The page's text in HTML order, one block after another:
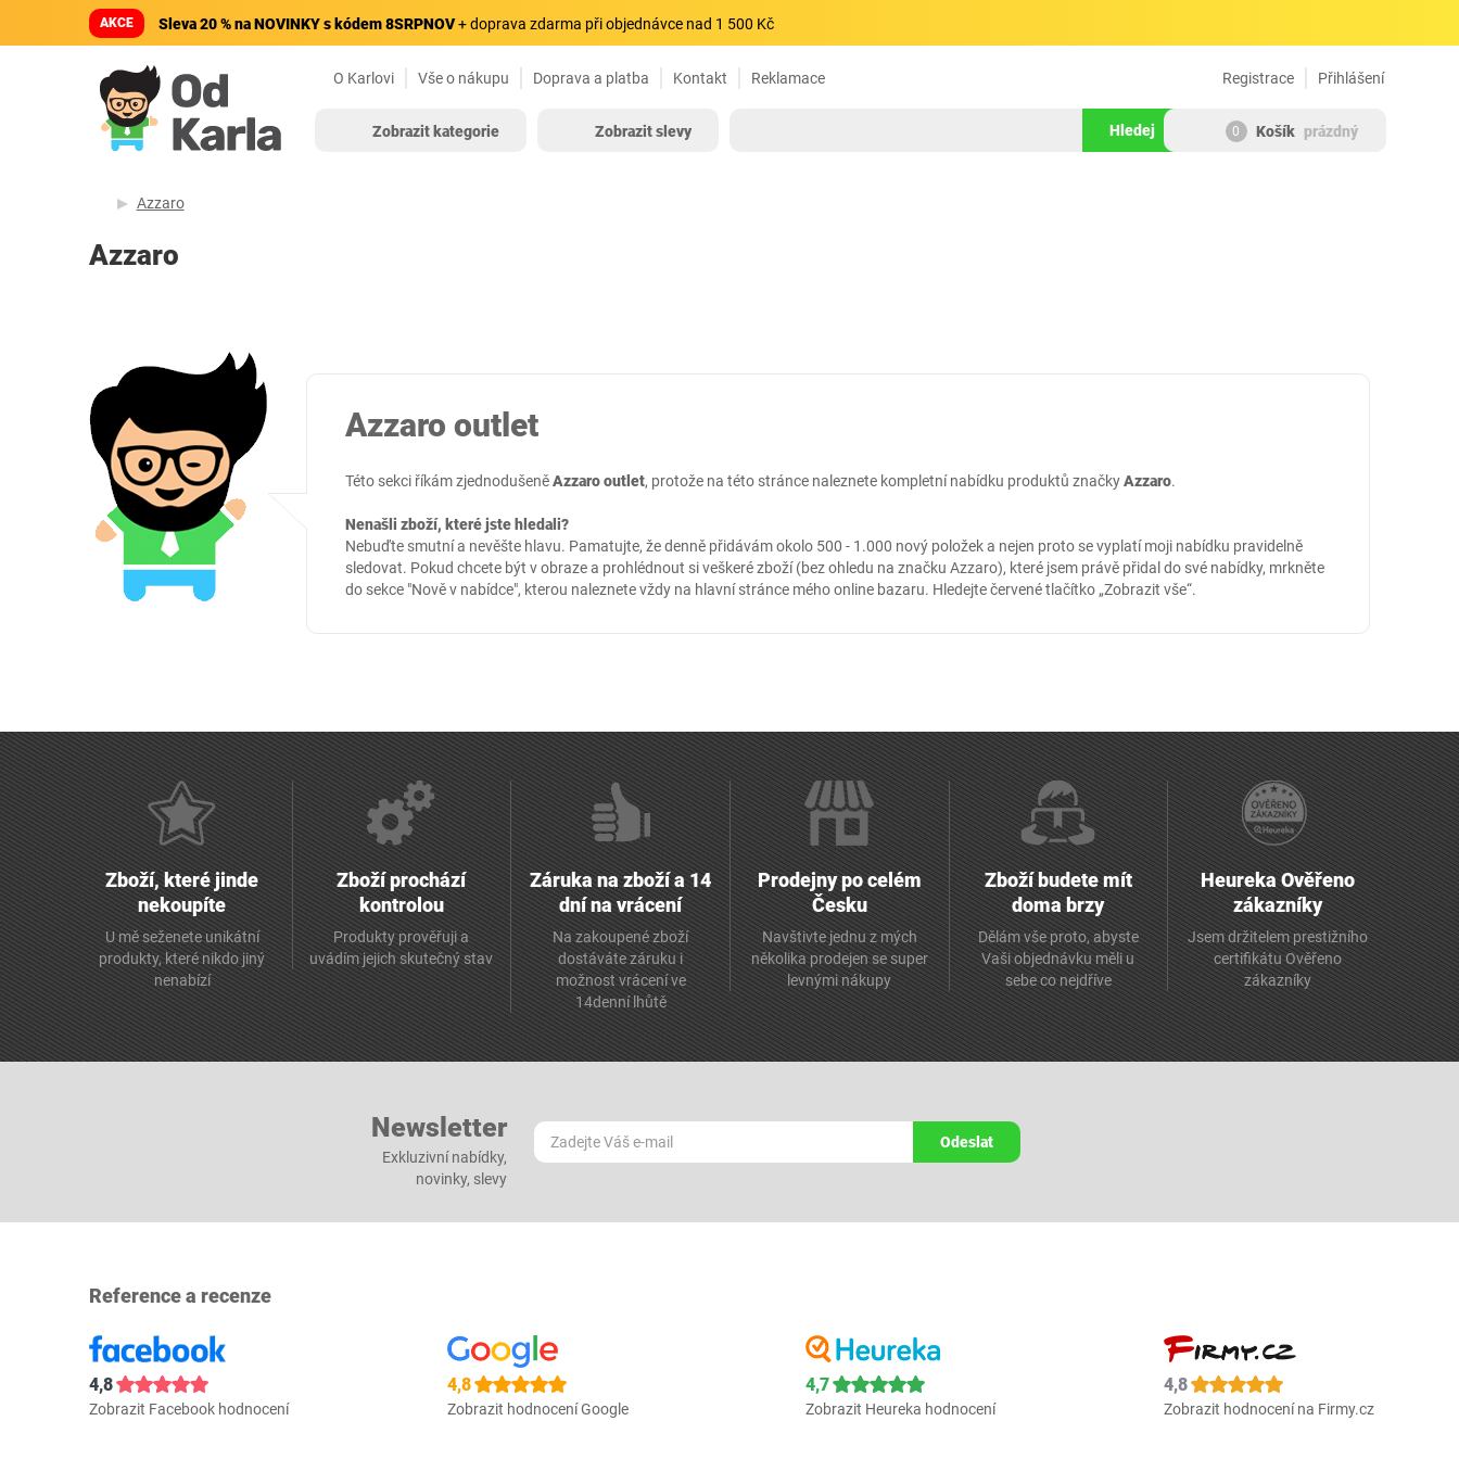
AKCE Sleva 20 % na NOVINKY s kódem 8SRPNOV+ doprava zdarma při objednávce nad 1 500 Kč
O Karlovi Vše o nákupu Doprava a platba Kontakt Reklamace Přihlášení
Registrace
Zobrazit kategorie Zobrazit slevy Hledej 0 Košík prázdný
Azzaro
Azzaro
Azzaro outlet
Této sekci říkám zjednodušeněAzzaro outlet, protože na této stránce naleznete kompletní nabídku produktů značkyAzzaro.
Nenašli zboží, které jste hledali?
Nebuďte smutní a nevěšte hlavu. Pamatujte, že denně přidávám okolo 500 - 1.000 nový položek a nejen proto se vyplatí moji nabídku pravidelně
sledovat. Pokud chcete být v obraze a prohlédnout si veškeré zboží (bez ohledu na značku Azzaro), které jsem právě přidal do své nabídky, mrkněte
do sekce "Nově v nabídce", kterou naleznete vždy na hlavní stránce mého online bazaru. Hledejte červené tlačítko „Zobrazit vše“.
Zboží, které jinde
nekoupíte
U mě seženete unikátní
produkty, které nikdo jiný
nenabízí
Zboží prochází
kontrolou
Produkty prověřuji a
uvádím jejich skutečný stav
Záruka na zboží a 14
dní na vrácení
Na zakoupené zboží
dostáváte záruku i
možnost vrácení ve
14denní lhůtě
Prodejny po celém
Česku
Navštivte jednu z mých
několika prodejen se super
levnými nákupy
Zboží budete mít
doma brzy
Dělám vše proto, abyste
Vaši objednávku měli u
sebe co nejdříve
Heureka Ověřeno
zákazníky
Jsem držitelem prestižního
certifikátu Ověřeno
zákazníky
Newsletter
Exkluzivní nabídky,
novinky, slevy
Odeslat
Reference a recenze
4,8
Zobrazit Facebook hodnocení
4,8
Zobrazit hodnocení Google
4,7
Zobrazit Heureka hodnocení
4,8
Zobrazit hodnocení na Firmy.cz